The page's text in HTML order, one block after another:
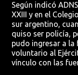
Según indicó
XXIII y en el
sur argentino,
quiso ser policía,
pudo ingresar a
voluntario al
vínculo con las